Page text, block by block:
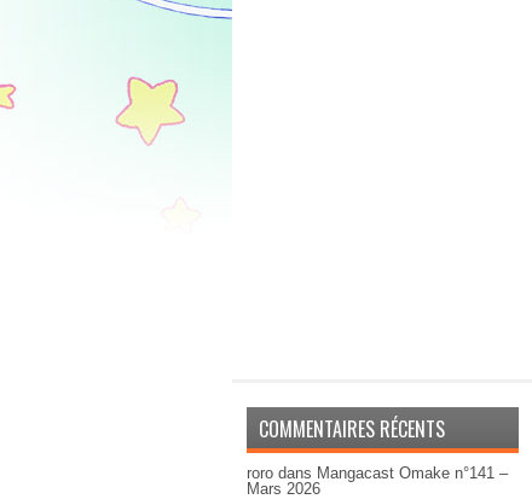
COMMENTAIRES RÉCENTS
roro dans Mangacast Omake n°141 –
Mars 2026